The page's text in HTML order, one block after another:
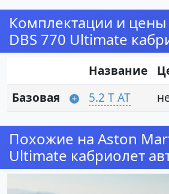
Комплектации и
DBS 770 Ultimate
Название
Базовая
5.2 T AT
Похожие на Aston
Ultimate кабриолет